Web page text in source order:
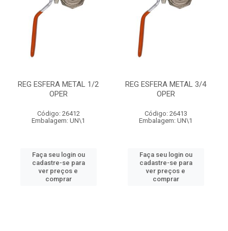
REG ESFERA METAL 1/2
OPER
Código: 26412
Embalagem: UN\1
Faça seu login ou
cadastre-se para
ver preços e
comprar
REG ESFERA METAL 3/4
OPER
Código: 26413
Embalagem: UN\1
Faça seu login ou
cadastre-se para
ver preços e
comprar